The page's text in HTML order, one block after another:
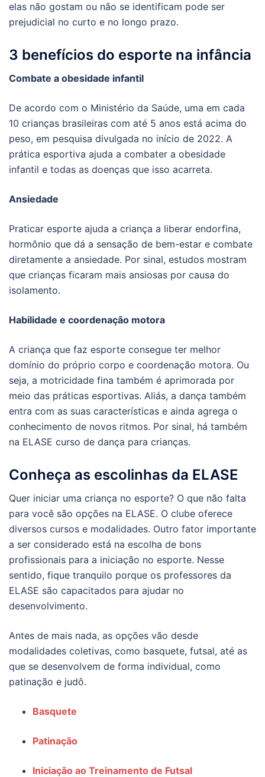
elas não gostam ou não se identificam pode ser
prejudicial no curto e no longo prazo.
3 benefícios do esporte na infância
Combate a obesidade infantil
De acordo com o Ministério da Saúde, uma em cada
10 crianças brasileiras com até 5 anos está acima do
peso, em pesquisa divulgada no início de 2022. A
prática esportiva ajuda a combater a obesidade
infantil e todas as doenças que isso acarreta.
Ansiedade
Praticar esporte ajuda a criança a liberar endorfina,
hormônio que dá a sensação de bem-estar e combate
diretamente a ansiedade. Por sinal, estudos mostram
que crianças ficaram mais ansiosas por causa do
isolamento.
Habilidade e coordenação motora
A criança que faz esporte consegue ter melhor
domínio do próprio corpo e coordenação motora. Ou
seja, a motricidade fina também é aprimorada por
meio das práticas esportivas. Aliás, a dança também
entra com as suas características e ainda agrega o
conhecimento de novos ritmos. Por sinal, há também
na ELASE curso de dança para crianças.
Conheça as escolinhas da ELASE
Quer iniciar uma criança no esporte? O que não falta
para você são opções na ELASE. O clube oferece
diversos cursos e modalidades. Outro fator importante
a ser considerado está na escolha de bons
profissionais para a iniciação no esporte. Nesse
sentido, fique tranquilo porque os professores da
ELASE são capacitados para ajudar no
desenvolvimento.
Antes de mais nada, as opções vão desde
modalidades coletivas, como basquete, futsal, até as
que se desenvolvem de forma individual, como
patinação e judô.
Basquete
Patinação
Iniciação ao Treinamento de Futsal